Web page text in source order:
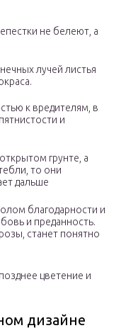
не белеют, а
лучей листья
к вредителям, в
и
грунте, а
то они
дальше
благодарности и
и преданность.
станет понятно
цветение и
дизайне